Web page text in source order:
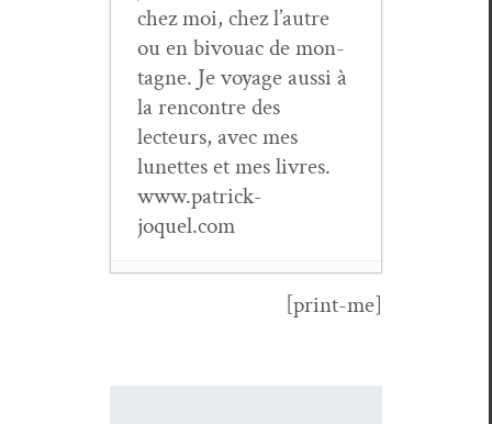
chez moi, chez l’autre
ou en bivouac de mon­
tagne. Je voy­age aus­si à
la ren­con­tre des
lecteurs, avec mes
lunettes et mes livres.
www.patrick-
joquel.com
Tra­ver­
[print-me]